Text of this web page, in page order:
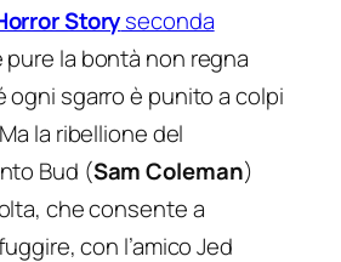
Storyseconda
pure la bontà non regna
ogni sgarro è punito a colpi
la ribellione del
Bud (Sam Coleman)
che consente a
con l’amico Jed